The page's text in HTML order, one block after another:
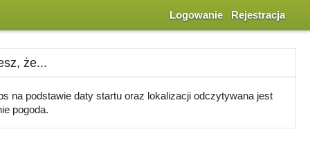
Logowanie Rejestracja
że...
na podstawie daty startu oraz lokalizacji odczytywana jest
pogoda.